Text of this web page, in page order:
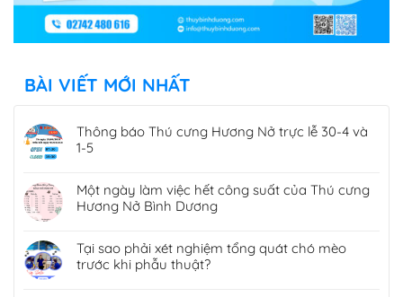
BÀI VIẾT MỚI NHẤT
Thông báo Thú cưng Hương Nở trực lễ 30-4 và
1-5
Một ngày làm việc hết công suất của Thú cưng
Hương Nở Bình Dương
Tại sao phải xét nghiệm tổng quát chó mèo
trước khi phẫu thuật?